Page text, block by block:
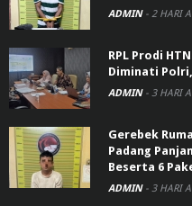
ADMIN - 2 HARI
RPL Prodi
Diminati
ADMIN - 3 HARI
Gerebek
Padang
Beserta 6
ADMIN - 3 HARI